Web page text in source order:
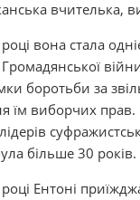
вчителька,
вона стала
Громадянської
боротьби за
їм виборчих прав.
більше 30 років.
Ентоні